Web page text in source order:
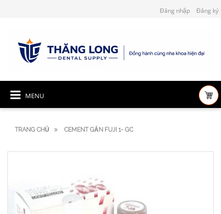
Đăng nhập Đăng ký
MENU
TRANG CHỦ CEMENT GẮN FUJI 1- GC